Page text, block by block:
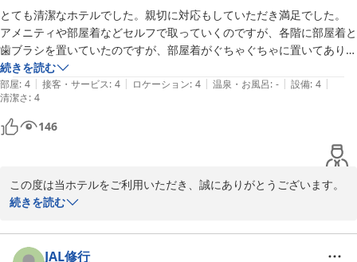
これからも快適にご滞在いただける環境づくりに努めてまいります
ので、また熊本へお越しの際はぜひ当ホテルをご利用くださいま
せ。
スタッフ一同、心よりお待ち申し上げております。
相鉄グランドフレッサ熊本
2025-12-08
とても清潔なホテルでした。親切に対応もしていただき満足でした。
アメニティや部屋着などセルフで取っていくのですが、各階に部屋着と
歯ブラシを置いていたのですが、部屋着がぐちゃぐちゃに置いてありま
した。（宿泊者が取って戻したのでは？と思った）そこからは取りたく
ないなっと感じました。そこだけは改善した方が良いなっと思いまし
た。
続きを読む
部屋: 4 | 接客・サービス: 4 | ロケーション: 4 | 温泉・お風呂: - | 設備: 4 |
清潔さ: 4
146
この度は当ホテルをご利用いただき、誠にありがとうございます。
しく拝見いたしました。
また、ホテルの清潔さやスタッフの対応につきましてもご満足いた
続きを読む
JAL修行